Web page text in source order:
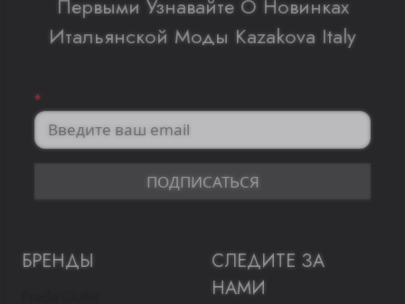
Первыми Узнавайте О Новинках
Итальянской Моды Kazakova Italy
*
ПОДПИСАТЬСЯ
БРЕНДЫ
СЛЕДИТЕ ЗА
НАМИ